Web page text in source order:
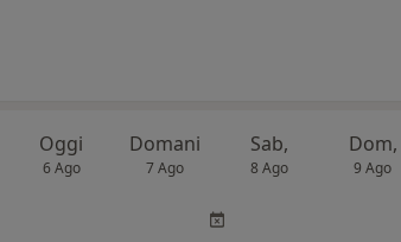
Oggi
6 Ago
Domani
7 Ago
Sab,
8 Ago
Dom,
9 Ago